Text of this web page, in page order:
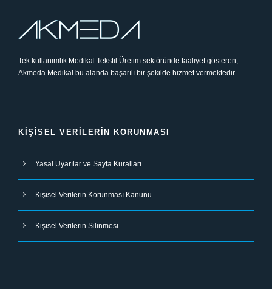
Tek kullanımlık Medikal Tekstil Üretim sektöründe faaliyet gösteren,
Akmeda Medikal bu alanda başarılı bir şekilde hizmet vermektedir.
KIŞISEL VERILERIN KORUNMASI
Yasal Uyarılar ve Sayfa Kuralları
Kişisel Verilerin Korunması Kanunu
Kişisel Verilerin Silinmesi